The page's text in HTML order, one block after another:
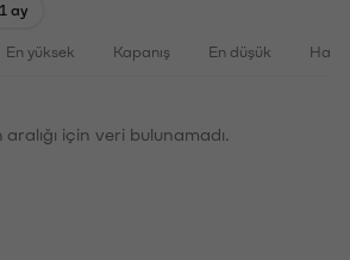
1 ay
En yüksek Kapanış En düşük
için veri bulunamadı.